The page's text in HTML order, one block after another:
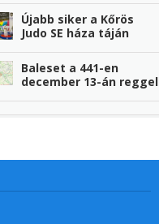
Újabb siker a Kőrös
Judo SE háza táján
Baleset a 441-en
december 13-án reggel